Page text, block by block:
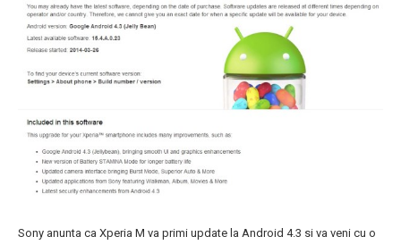
Sony anunta ca Xperia M va primi update la Android 4.3 si va veni cu o